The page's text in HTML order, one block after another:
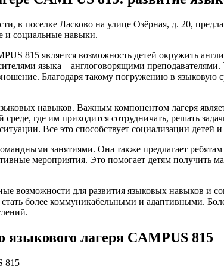
в поселке Ласково на улице Озёрная, д. 20,
и социальные навыки.
815 является возможность детей окружить
языка – англоговорящими
Благодаря такому погружению в языковую
навыков. Важным компонентом лагеря
где им приходится сотрудничать, решать
Все это способствует социализации
занятиями. Она также предлагает
мероприятия. Это помогает детям получить
возможности для развития языковых навыков и
более коммуникабельными и адаптивными.
языкового лагеря CAMPUS 815
815